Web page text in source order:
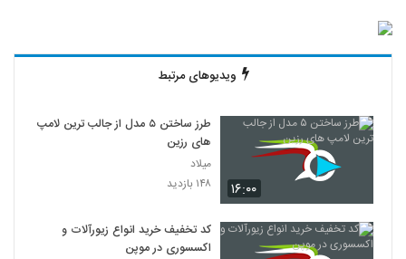
ویدیوهای مرتبط
۱۶:۰۰
طرز ساختن ۵ مدل از جالب ترین لامپ
های رزین
میلاد
۱۴۸ بازدید
کد تخفیف خرید انواع زیورآلات و
اکسسوری در موپن